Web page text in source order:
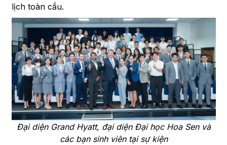
lịch toàn cầu.
Đại diện Grand Hyatt, đại diện Đại học Hoa Sen và
các bạn sinh viên tại sự kiện